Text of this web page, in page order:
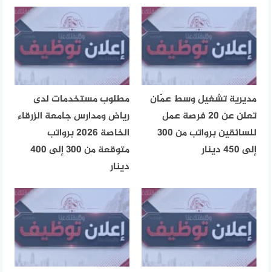
مديرية تشغيل وسط عمّان
تعلن عن 20 فرصة عمل
للسائقين برواتب من 300
إلى 450 دينار
مطلوب مستخدمات لدى
رياض ومدارس جامعة الزرقاء
الخاصة 2026 برواتب
متوقعة من 300 إلى 400
دينار